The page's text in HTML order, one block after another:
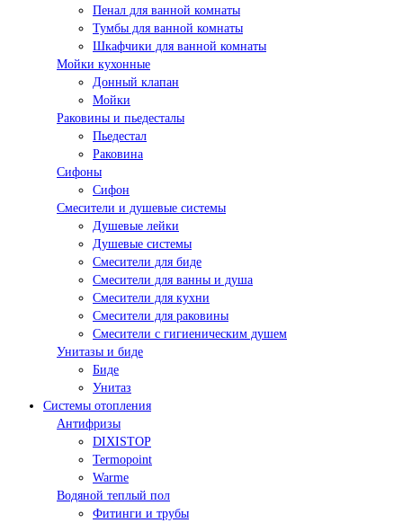
Пенал для ванной комнаты
Тумбы для ванной комнаты
Шкафчики для ванной комнаты
Мойки кухонные
Донный клапан
Мойки
Раковины и пьедесталы
Пьедестал
Раковина
Сифоны
Сифон
Смесители и душевые системы
Душевые лейки
Душевые системы
Смесители для биде
Смесители для ванны и душа
Смесители для кухни
Смесители для раковины
Смесители с гигиеническим душем
Унитазы и биде
Биде
Унитаз
Системы отопления
Антифризы
DIXISTOP
Termopoint
Warme
Водяной теплый пол
Фитинги и трубы